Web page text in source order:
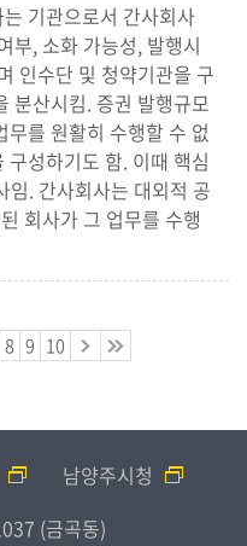
기관으로서 간사회사
부, 소화 가능성, 발행시
인수단 및 청약기관을 구
분산시킴. 증권 발행규모
를 원활히 수행할 수 없
성하기도 함. 이때 핵심
임. 간사회사는 대외적 공
회사가 그 업무를 수행
8 9 10
남양주시청
(금곡동)